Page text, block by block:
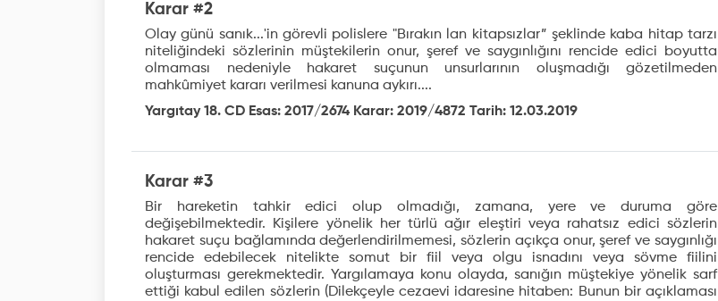
Karar #2
Olay günü sanık...'in görevli polislere "Bırakın lan kitapsızlar” şeklinde kaba hitap tarzı
niteliğindeki sözlerinin müştekilerin onur, şeref ve saygınlığını rencide edici boyutta
olmaması nedeniyle hakaret suçunun unsurlarının oluşmadığı gözetilmeden
mahkûmiyet kararı verilmesi kanuna aykırı....
Yargıtay 18. CD Esas: 2017/2674 Karar: 2019/4872 Tarih: 12.03.2019
Karar #3
Bir hareketin tahkir edici olup olmadığı, zamana, yere ve duruma göre
değişebilmektedir. Kişilere yönelik her türlü ağır eleştiri veya rahatsız edici sözlerin
hakaret suçu bağlamında değerlendirilmemesi, sözlerin açıkça onur, şeref ve saygınlığı
rencide edebilecek nitelikte somut bir fiil veya olgu isnadını veya sövme fiilini
oluşturması gerekmektedir. Yargılamaya konu olayda, sanığın müştekiye yönelik sarf
ettiği kabul edilen sözlerin (Dilekçeyle cezaevi idaresine hitaben: Bunun bir açıklaması